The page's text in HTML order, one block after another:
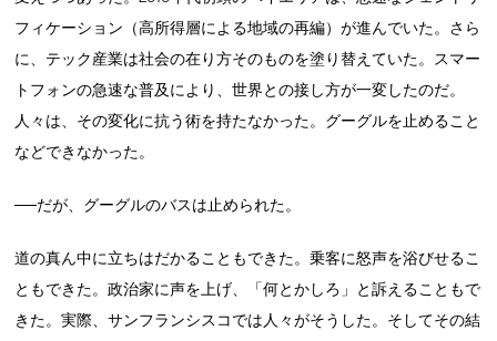
フィケーション（高所得層による地域の再編）が進んでいた。さら
に、テック産業は社会の在り方そのものを塗り替えていた。スマー
トフォンの急速な普及により、世界との接し方が一変したのだ。
人々は、その変化に抗う術を持たなかった。グーグルを止めること
などできなかった。
──だが、グーグルのバスは止められた。
道の真ん中に立ちはだかることもできた。乗客に怒声を浴びせるこ
ともできた。政治家に声を上げ、「何とかしろ」と訴えることもで
きた。実際、サンフランシスコでは人々がそうした。そしてその結